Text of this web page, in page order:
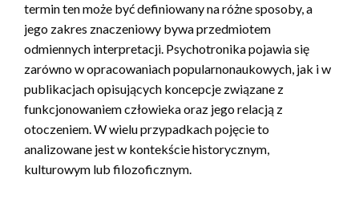
termin ten może być definiowany na różne sposoby, a
jego zakres znaczeniowy bywa przedmiotem
odmiennych interpretacji. Psychotronika pojawia się
zarówno w opracowaniach popularnonaukowych, jak i w
publikacjach opisujących koncepcje związane z
funkcjonowaniem człowieka oraz jego relacją z
otoczeniem. W wielu przypadkach pojęcie to
analizowane jest w kontekście historycznym,
kulturowym lub filozoficznym.